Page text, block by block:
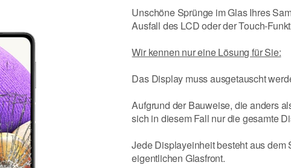
Unschöne Sprünge im Glas Ihres
Ausfall des LCD oder der Touch-
Wir kennen nur eine Lösung für Sie:
Das Display muss ausgetauscht
Aufgrund der Bauweise, die anders
sich in diesem Fall nur die gesamte
Jede Displayeinheit besteht aus dem
eigentlichen Glasfront.